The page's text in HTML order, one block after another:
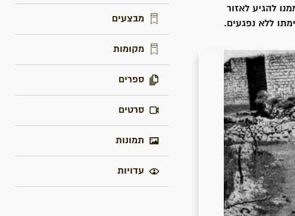
להגיע לאזור
ללא נפגעים.
מבצעים
מקומות
ספרים
סרטים
תמונות
עדויות